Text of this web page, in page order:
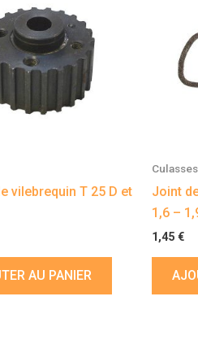
vilebrequin T 25 D et
AU PANIER
Joint
1,6 –
1,45€